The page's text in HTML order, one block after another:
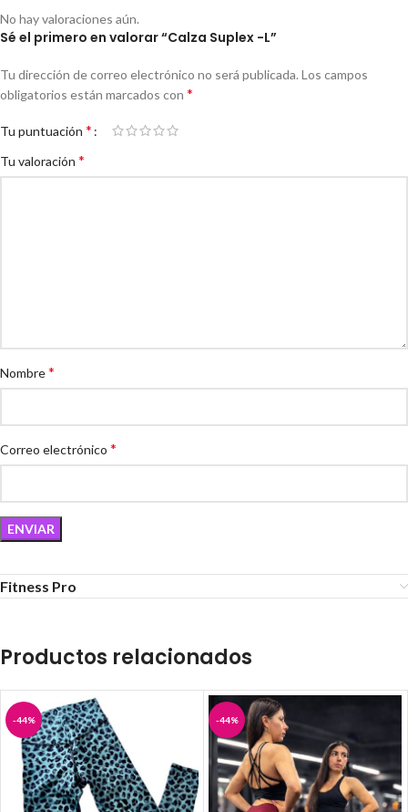
No hay valoraciones aún.
Sé el primero en valorar “Calza Suplex -L”
Tu dirección de correo electrónico no será publicada.Los campos
obligatorios están marcados con *
Tu puntuación *
Tu valoración *
Nombre*
Correo electrónico *
Fitness Pro
Productos relacionados
-44% -44%